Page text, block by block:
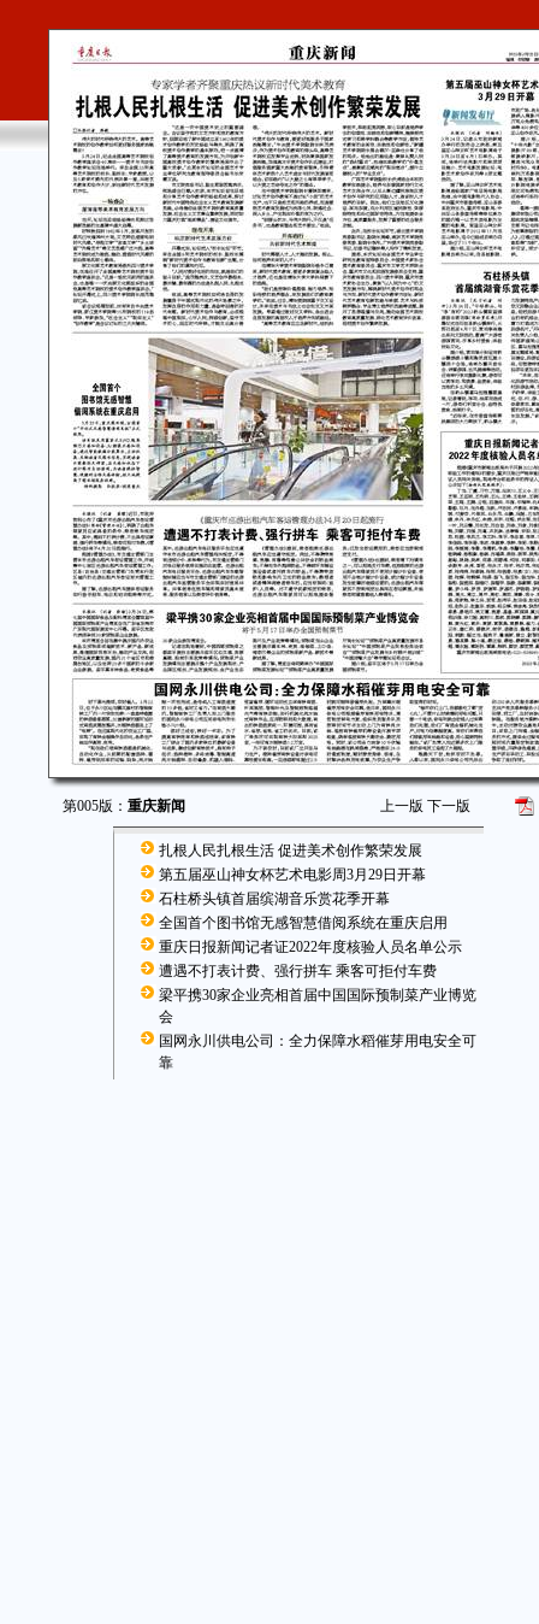
第005版： 重庆新闻 上一版 下一版
扎根人民扎根生活 促进美术创作繁荣发展
第五届巫山神女杯艺术电影周3月29日开幕
石柱桥头镇首届缤湖音乐赏花季开幕
全国首个图书馆无感智慧借阅系统在重庆启用
重庆日报新闻记者证2022年度核验人员名单公示
遭遇不打表计费、强行拼车 乘客可拒付车费
梁平携30家企业亮相首届中国国际预制菜产业博览
会
国网永川供电公司：全力保障水稻催芽用电安全可
靠